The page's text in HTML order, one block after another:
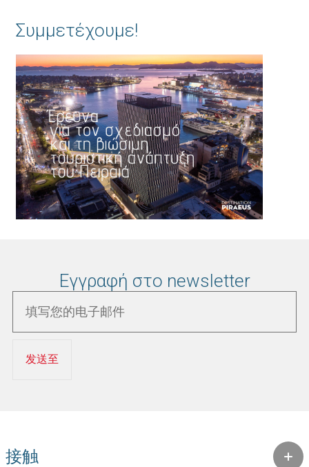
Συμμετέχουμε!
Εγγραφή στο newsletter
接触